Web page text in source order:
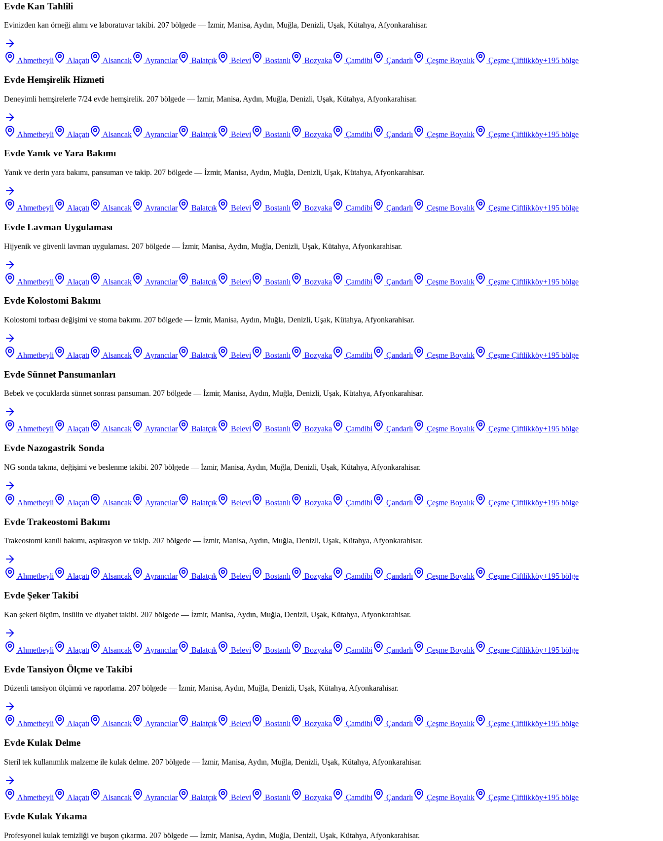
Evde Kan Tahlili
Evinizden kan örneği alımı ve laboratuvar takibi. 207 bölgede — İzmir, Manisa, Aydın, Muğla, Denizli, Uşak, Kütahya, Afyonkarahisar.
Ahmetbeyli Alaçatı Alsancak Ayrancılar Balatçık Belevi Bostanlı Bozyaka Çamdibi Çandarlı Çeşme Boyalık Çeşme Çiftlikköy+195 bölge
Evde Hemşirelik Hizmeti
Deneyimli hemşirelerle 7/24 evde hemşirelik. 207 bölgede — İzmir, Manisa, Aydın, Muğla, Denizli, Uşak, Kütahya, Afyonkarahisar.
Ahmetbeyli Alaçatı Alsancak Ayrancılar Balatçık Belevi Bostanlı Bozyaka Çamdibi Çandarlı Çeşme Boyalık Çeşme Çiftlikköy+195 bölge
Evde Yanık ve Yara Bakımı
Yanık ve derin yara bakımı, pansuman ve takip. 207 bölgede — İzmir, Manisa, Aydın, Muğla, Denizli, Uşak, Kütahya, Afyonkarahisar.
Ahmetbeyli Alaçatı Alsancak Ayrancılar Balatçık Belevi Bostanlı Bozyaka Çamdibi Çandarlı Çeşme Boyalık Çeşme Çiftlikköy+195 bölge
Evde Lavman Uygulaması
Hijyenik ve güvenli lavman uygulaması. 207 bölgede — İzmir, Manisa, Aydın, Muğla, Denizli, Uşak, Kütahya, Afyonkarahisar.
Ahmetbeyli Alaçatı Alsancak Ayrancılar Balatçık Belevi Bostanlı Bozyaka Çamdibi Çandarlı Çeşme Boyalık Çeşme Çiftlikköy+195 bölge
Evde Kolostomi Bakımı
Kolostomi torbası değişimi ve stoma bakımı. 207 bölgede — İzmir, Manisa, Aydın, Muğla, Denizli, Uşak, Kütahya, Afyonkarahisar.
Ahmetbeyli Alaçatı Alsancak Ayrancılar Balatçık Belevi Bostanlı Bozyaka Çamdibi Çandarlı Çeşme Boyalık Çeşme Çiftlikköy+195 bölge
Evde Sünnet Pansumanları
Bebek ve çocuklarda sünnet sonrası pansuman. 207 bölgede — İzmir, Manisa, Aydın, Muğla, Denizli, Uşak, Kütahya, Afyonkarahisar.
Ahmetbeyli Alaçatı Alsancak Ayrancılar Balatçık Belevi Bostanlı Bozyaka Çamdibi Çandarlı Çeşme Boyalık Çeşme Çiftlikköy+195 bölge
Evde Nazogastrik Sonda
NG sonda takma, değişimi ve beslenme takibi. 207 bölgede — İzmir, Manisa, Aydın, Muğla, Denizli, Uşak, Kütahya, Afyonkarahisar.
Ahmetbeyli Alaçatı Alsancak Ayrancılar Balatçık Belevi Bostanlı Bozyaka Çamdibi Çandarlı Çeşme Boyalık Çeşme Çiftlikköy+195 bölge
Evde Trakeostomi Bakımı
Trakeostomi kanül bakımı, aspirasyon ve takip. 207 bölgede — İzmir, Manisa, Aydın, Muğla, Denizli, Uşak, Kütahya, Afyonkarahisar.
Ahmetbeyli Alaçatı Alsancak Ayrancılar Balatçık Belevi Bostanlı Bozyaka Çamdibi Çandarlı Çeşme Boyalık Çeşme Çiftlikköy+195 bölge
Evde Şeker Takibi
Kan şekeri ölçüm, insülin ve diyabet takibi. 207 bölgede — İzmir, Manisa, Aydın, Muğla, Denizli, Uşak, Kütahya, Afyonkarahisar.
Ahmetbeyli Alaçatı Alsancak Ayrancılar Balatçık Belevi Bostanlı Bozyaka Çamdibi Çandarlı Çeşme Boyalık Çeşme Çiftlikköy+195 bölge
Evde Tansiyon Ölçme ve Takibi
Düzenli tansiyon ölçümü ve raporlama. 207 bölgede — İzmir, Manisa, Aydın, Muğla, Denizli, Uşak, Kütahya, Afyonkarahisar.
Ahmetbeyli Alaçatı Alsancak Ayrancılar Balatçık Belevi Bostanlı Bozyaka Çamdibi Çandarlı Çeşme Boyalık Çeşme Çiftlikköy+195 bölge
Evde Kulak Delme
Steril tek kullanımlık malzeme ile kulak delme. 207 bölgede — İzmir, Manisa, Aydın, Muğla, Denizli, Uşak, Kütahya, Afyonkarahisar.
Ahmetbeyli Alaçatı Alsancak Ayrancılar Balatçık Belevi Bostanlı Bozyaka Çamdibi Çandarlı Çeşme Boyalık Çeşme Çiftlikköy+195 bölge
Evde Kulak Yıkama
Profesyonel kulak temizliği ve buşon çıkarma. 207 bölgede — İzmir, Manisa, Aydın, Muğla, Denizli, Uşak, Kütahya, Afyonkarahisar.